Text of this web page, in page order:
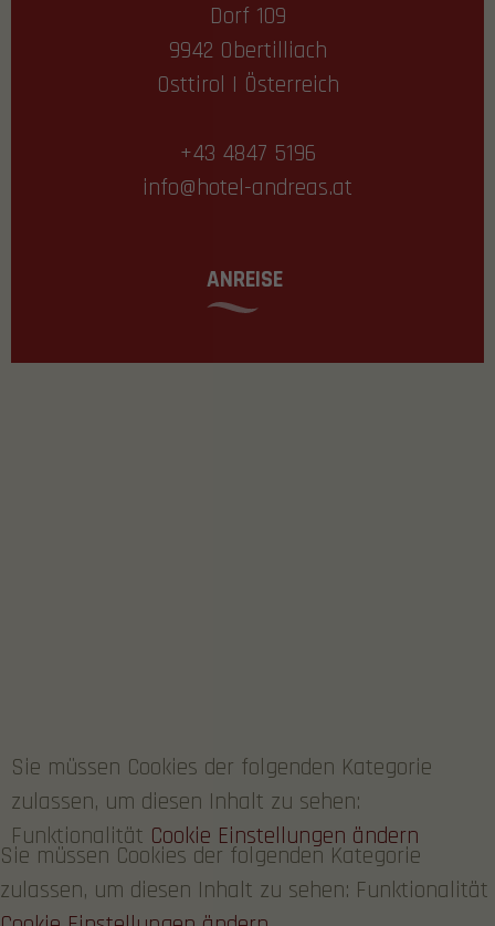
Dorf 109
9942 Obertilliach
Osttirol | Österreich
+43 4847 5196
info@hotel-andreas.at
ANREISE
Sie müssen Cookies der folgenden Kategorie
zulassen, um diesen Inhalt zu sehen:
Funktionalität Cookie Einstellungen ändern
Sie müssen Cookies der folgenden Kategorie
zulassen, um diesen Inhalt zu sehen: Funktionalität